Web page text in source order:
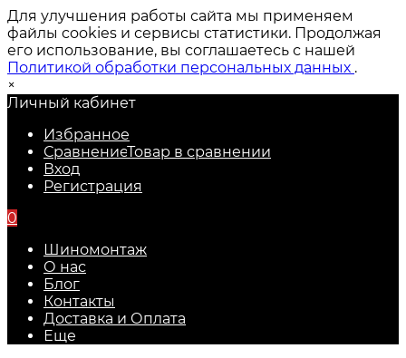
Для улучшения работы сайта мы применяем
файлы cookies и сервисы статистики. Продолжая
его использование, вы соглашаетесь с нашей
Политикой обработки персональных данных .
×
Личный кабинет
Избранное
СравнениеТовар в сравнении
Вход
Регистрация
0
Шиномонтаж
О нас
Блог
Контакты
Доставка и Оплата
Еще